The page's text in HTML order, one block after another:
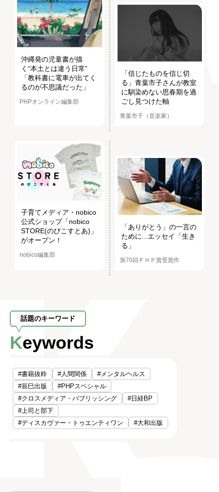
沖縄発の児童書が描
く“本土とは違う日常”
「教科書に電車が出てく
るのが不思議だった」
PHPオンライン編集部
「信じたものを信じ切
る」青葉市子さんが教室
に馴染めない思春期を過
ごし見つけた軸
青葉市子（音楽家）
子育てメディア・nobico
公式ショップ「nobico
STORE(のびこすとあ)」
がオープン！
nobico編集部
「ありがとう」の一言の
ために...エッセイ「生き
る」
第70回ＰＨＰ賞受賞作
話題のキーワード
Keywords
#書籍抜粋 #人間関係
#メンタルヘルス
#辰巳出版
#PHPスペシャル
#クロスメディア・パブリッシング
#日経BP
#上司と部下
#ディスカヴァー・トゥエンティワン
#大和出版